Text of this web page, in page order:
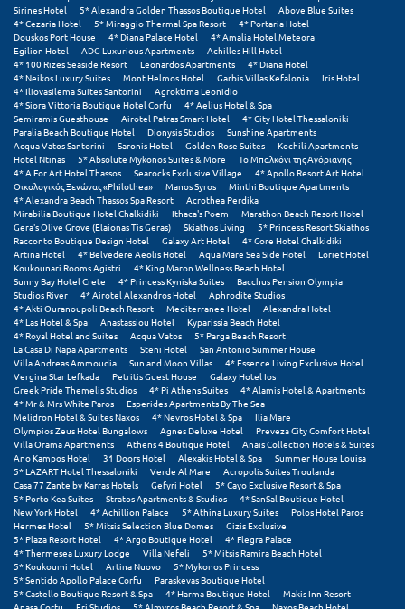
Σέριφος
Σέρρες
Σιθωνία
Σίκινος
Σίφνος
Σκαφιδιά Ηλείας
Σκιάθος
Σκόπελος
Σκύρος
Σούνιο
Σπάρτη
Σπέτσες
Σποράδες
Σύβοτα
Σύμη
Σύρος
Σχοινούσα
Τ
Sirines Hotel
5* Alexandra Golden Thassos Boutique Hotel
Above Blue Suites
4* Cezaria Hotel
5* Miraggio Thermal Spa Resort
4* Portaria Hotel
Douskos Port House
4* Diana Palace Hotel
4* Amalia Hotel Meteora
Egilion Hotel
ADG Luxurious Apartments
Achilles Hill Hotel
4* 100 Rizes Seaside Resort
Leonardos Apartments
4* Diana Hotel
4* Neikos Luxury Suites
Mont Helmos Hotel Garbis Villas Kefalonia
Iris Hotel
4* Iliovasilema Suites Santorini
Agroktima Leonidio
4* Siora Vittoria Boutique Hotel Corfu
4* Aelius Hotel & Spa
Semiramis Guesthouse
Airotel Patras Smart Hotel
4* City Hotel Thessaloniki
Paralia Beach Boutique Hotel
Dionysis Studios
Sunshine Apartments
Acqua Vatos Santorini
Saronis Hotel Golden Rose Suites
Kochili Apartments
Hotel Ntinas
5* Absolute Mykonos Suites & More
Το Μπαλκόνι της Αγόριανης
4* A For Art Hotel Thassos
Searocks Exclusive Village
4* Apollo Resort Art Hotel
Οικολογικός Ξενώνας «Philothea»
Manos Syros
Minthi Boutique Apartments
4* Alexandra Beach Thassos Spa Resort
Acrothea Perdika
Mirabilia Boutique Hotel Chalkidiki
Ithaca's Poem
Marathon Beach Resort Hotel
Gera's Olive Grove (Elaionas Tis Geras)
Skiathos Living
5* Princess Resort Skiathos
Racconto Boutique Design Hotel
Galaxy Art Hotel
4* Core Hotel Chalkidiki
Artina Hotel
4* Belvedere Aeolis Hotel Aqua Mare Sea Side Hotel
Loriet Hotel
Koukounari Rooms Agistri
4* King Maron Wellness Beach Hotel
Sunny Bay Hotel Crete
4* Princess Kyniska Suites
Bacchus Pension Olympia
Studios River
4* Airotel Alexandros Hotel
Aphrodite Studios
4* Akti Ouranoupoli Beach Resort
Mediterranee Hotel
Alexandra Hotel
4* Las Hotel & Spa
Anastassiou Hotel
Kyparissia Beach Hotel
4* Royal Hotel and Suites
Acqua Vatos
5* Parga Beach Resort
La Casa Di Napa Apartments
Steni Hotel
San Antonio Summer House
Villa Andreas Ammoudia
Sun and Moon Villas
4* Essence Living Exclusive Hotel
Vergina Star Lefkada
Petritis Guest House
Galaxy Hotel Ios
Greek Pride Themelis Studios
4* Pi Athens Suites
4* Alamis Hotel & Apartments
4* Mr & Mrs White Paros
Esperides Apartments By The Sea
Melidron Hotel & Suites Naxos
4* Nevros Hotel & Spa
Ilia Mare
Olympios Zeus Hotel Bungalows
Agnes Deluxe Hotel
Preveza City Comfort Hotel
Villa Orama Apartments
Athens 4 Boutique Hotel
Anais Collection Hotels & Suites
Ano Kampos Hotel
31 Doors Hotel Alexakis Hotel & Spa
Summer House Louisa
5* LAZART Hotel Thessaloniki
Verde Al Mare
Acropolis Suites Troulanda
Casa 77 Zante by Karras Hotels
Gefyri Hotel
5* Cayo Exclusive Resort & Spa
5* Porto Kea Suites
Stratos Apartments & Studios
4* SanSal Boutique Hotel
New York Hotel
4* Achillion Palace 5* Athina Luxury Suites
Polos Hotel Paros
Hermes Hotel
5* Mitsis Selection Blue Domes
Gizis Exclusive
5* Plaza Resort Hotel
4* Argo Boutique Hotel
4* Flegra Palace
4* Thermesea Luxury Lodge
Villa Nefeli
5* Mitsis Ramira Beach Hotel
5* Koukoumi Hotel
Artina Nuovo
5* Mykonos Princess
5* Sentido Apollo Palace Corfu
Paraskevas Boutique Hotel
5* Castello Boutique Resort & Spa
4* Harma Boutique Hotel
Makis Inn Resort